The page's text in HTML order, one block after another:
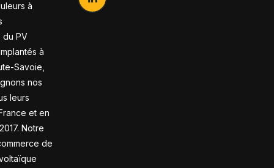
à
du PV
à
Savoie,
nos
leurs
et en
Notre
de